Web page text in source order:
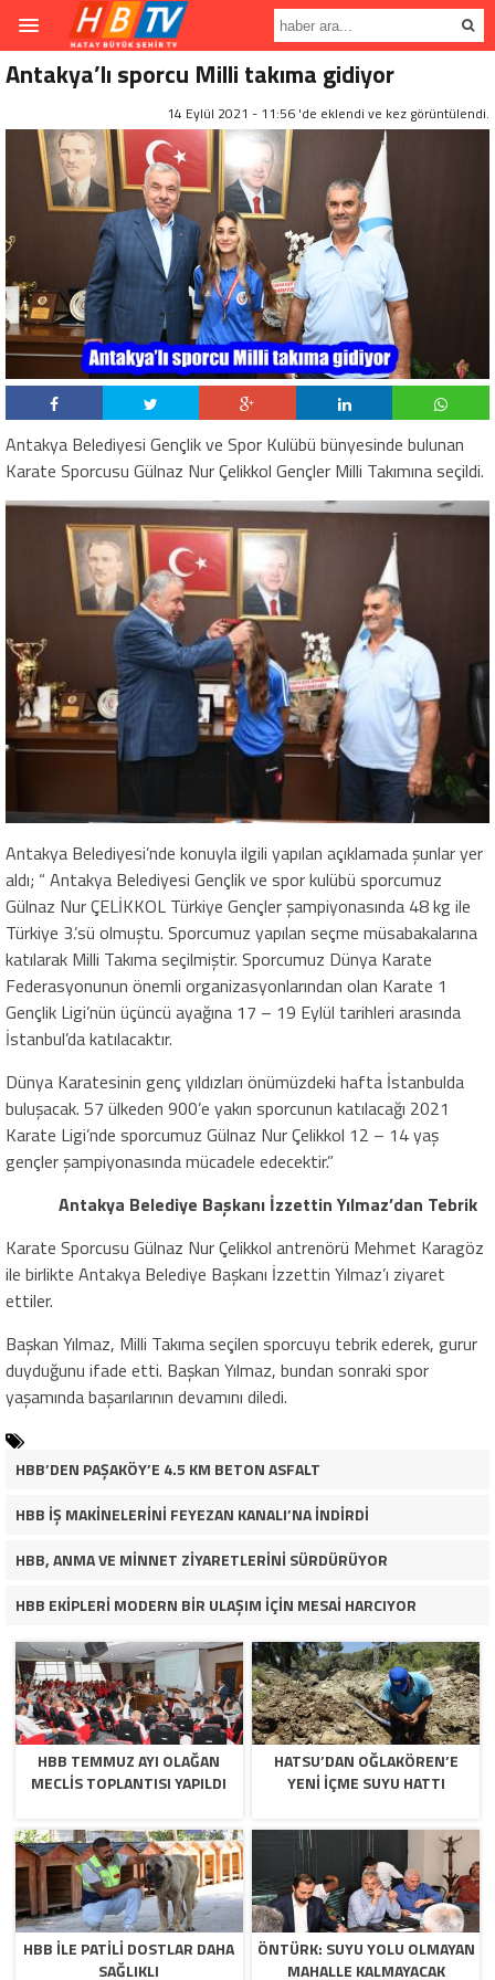
Antakya’lı sporcu Milli takıma gidiyor
14 Eylül 2021 - 11:56 'de eklendi ve kez görüntülendi.
Antakya Belediyesi Gençlik ve Spor Kulübü bünyesinde bulunan
Karate Sporcusu Gülnaz Nur Çelikkol Gençler Milli Takımına seçildi.
Antakya Belediyesi’nde konuyla ilgili yapılan açıklamada şunlar yer
aldı; “ Antakya Belediyesi Gençlik ve spor kulübü sporcumuz
Gülnaz Nur ÇELİKKOL Türkiye Gençler şampiyonasında 48 kg ile
Türkiye 3.’sü olmuştu. Sporcumuz yapılan seçme müsabakalarına
katılarak Milli Takıma seçilmiştir. Sporcumuz Dünya Karate
Federasyonunun önemli organizasyonlarından olan Karate 1
Gençlik Ligi’nün üçüncü ayağına 17 – 19 Eylül tarihleri arasında
İstanbul’da katılacaktır.
Dünya Karatesinin genç yıldızları önümüzdeki hafta İstanbulda
buluşacak. 57 ülkeden 900’e yakın sporcunun katılacağı 2021
Karate Ligi’nde sporcumuz Gülnaz Nur Çelikkol 12 – 14 yaş
gençler şampiyonasında mücadele edecektir.”
Antakya Belediye Başkanı İzzettin Yılmaz’dan Tebrik
Karate Sporcusu Gülnaz Nur Çelikkol antrenörü Mehmet Karagöz
ile birlikte Antakya Belediye Başkanı İzzettin Yılmaz’ı ziyaret
ettiler.
Başkan Yılmaz, Milli Takıma seçilen sporcuyu tebrik ederek, gurur
duyduğunu ifade etti. Başkan Yılmaz, bundan sonraki spor
yaşamında başarılarının devamını diledi.
HBB’DEN PAŞAKÖY’E 4.5 KM BETON ASFALT
HBB İŞ MAKİNELERİNİ FEYEZAN KANALI’NA İNDİRDİ
HBB, ANMA VE MİNNET ZİYARETLERİNİ SÜRDÜRÜYOR
HBB EKİPLERİ MODERN BİR ULAŞIM İÇİN MESAİ HARCIYOR
HBB TEMMUZ AYI OLAĞAN
MECLİS TOPLANTISI YAPILDI
HATSU’DAN OĞLAKÖREN’E
YENİ İÇME SUYU HATTI
HBB İLE PATİLİ DOSTLAR DAHA
SAĞLIKLI
ÖNTÜRK: SUYU YOLU OLMAYAN
MAHALLE KALMAYACAK